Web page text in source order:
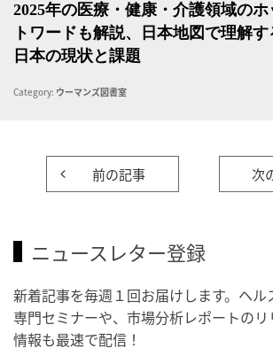
2025年の医療・健康・介護領域のホ
トワードも解説、日本地図で理解す
日本の現状と課題
Category: ウーマンズ図書室
前の記事 次
ニュースレター登録
新着記事を毎週１回お届けします。ヘル
専門セミナーや、市場分析レポートのリ
情報も最速で配信！